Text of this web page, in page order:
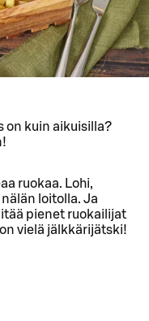
on kuin aikuisilla?
ruokaa. Lohi,
loitolla. Ja
pienet ruokailijat
vielä jälkkärijätski!